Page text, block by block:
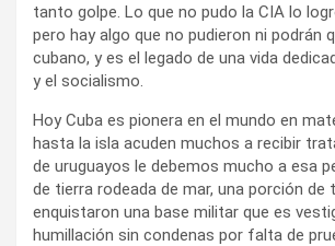
tanto golpe. Lo que no pudo la CIA lo
pero hay algo que no pudieron ni podrán
cubano, y es el legado de una vida
y el socialismo.
Hoy Cuba es pionera en el mundo en
hasta la isla acuden muchos a recibir
de uruguayos le debemos mucho a esa
de tierra rodeada de mar, una porción de
enquistaron una base militar que es
humillación sin condenas por falta de